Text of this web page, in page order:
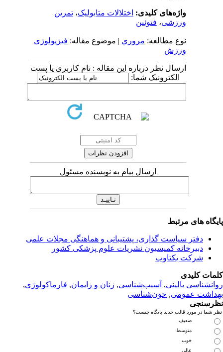
واژه‌های کلیدی:اختلالات متابولیک،تمرین
ورزشی،فتوئین
نوع مطالعه:مروري| موضوع مقاله:فیزیولوژی
ورزش
ارسال نظر درباره این مقاله : نام کاربری یا پست
الکترونیک شما:
ارسال پیام به نویسنده مسئول
های مرتبط
دفتر سیاست گذاری، پشتیبانی و هماهنگی مجلات علمی
دبیرخانه کمیسیون نشریات علوم پزشکی کشور
شرکت یکتاوب
کلیدی
بالینی, آسیب‌شناسی, زنان و زایمان,فارماکولوژی ,
عمومی, خون‌شناسی
شما در مورد قالب جدید پایگاه چیست؟
ضعیف
متوسط
خوب
عالی